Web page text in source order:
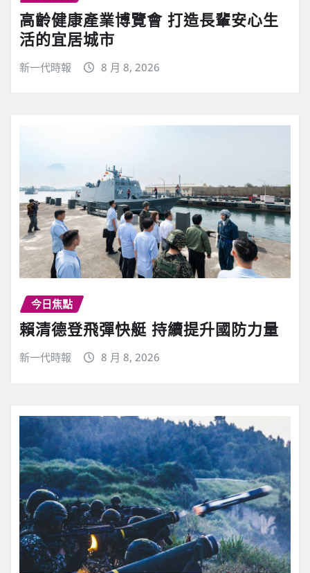
高齡健康產業博覽會 打造長輩安心生
活的宜居城市
新一代時報 8 月 8, 2026
今日焦點
賴清德登飛彈快艇 持續提升國防力量
新一代時報 8 月 8, 2026